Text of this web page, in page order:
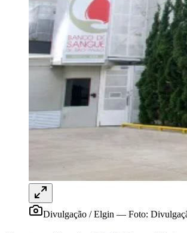
Anuncie no Portal
Verificar EmpresaNovo
Anunciar Vagas
Novo
Publicidade Legal
NBA
NFL
Fórmula 1
Tênis (ATP)
MLB
NHL
Brasileirão Série A
Brasileirão Série B
Paulistão
Divulgação / Elgin — Foto: